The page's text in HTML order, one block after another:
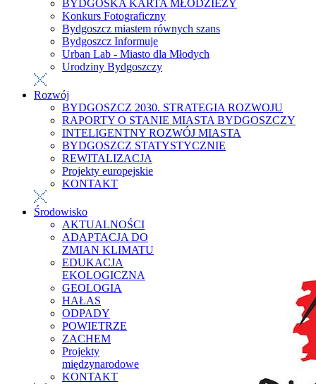
BYDGOSKA KARTA MŁODZIEŻY
Konkurs Fotograficzny
Bydgoszcz miastem równych szans
Bydgoszcz Informuje
Urban Lab - Miasto dla Młodych
Urodziny Bydgoszczy
Rozwój
BYDGOSZCZ 2030. STRATEGIA ROZWOJU
RAPORTY O STANIE MIASTA BYDGOSZCZY
INTELIGENTNY ROZWÓJ MIASTA
BYDGOSZCZ STATYSTYCZNIE
REWITALIZACJA
Projekty europejskie
KONTAKT
Środowisko
AKTUALNOŚCI
ADAPTACJA DO
ZMIAN KLIMATU
EDUKACJA
EKOLOGICZNA
GEOLOGIA
HAŁAS
ODPADY
POWIETRZE
ZACHEM
Projekty
międzynarodowe
KONTAKT